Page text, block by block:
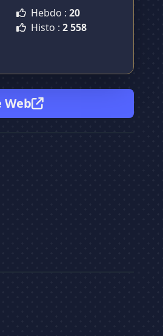
Hebdo :20
Histo :2 558
Web